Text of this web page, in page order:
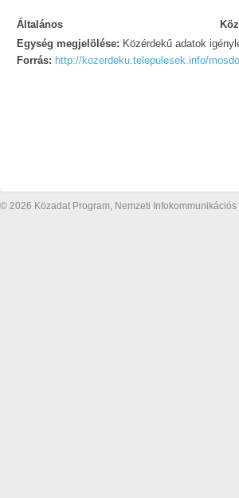
Általános
Egység megjelölése: Közérdekű adatok
Forrás: http://kozerdeku.telepulesek.info/
© 2026 Közadat Program, Nemzeti Infokommunikációs